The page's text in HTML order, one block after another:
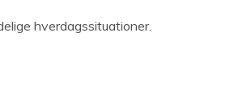
hverdagssituationer.